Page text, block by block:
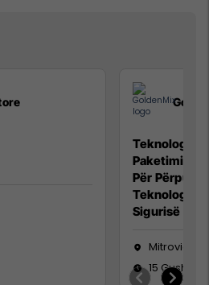
Teknolog/e
Paketimin e
Për
Teknolog/e
Sigurisë së
Mitrovicë
15 Gusht